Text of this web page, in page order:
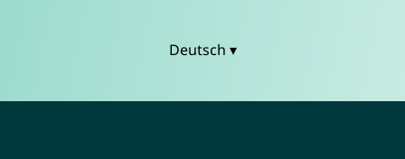
Deutsch ▾